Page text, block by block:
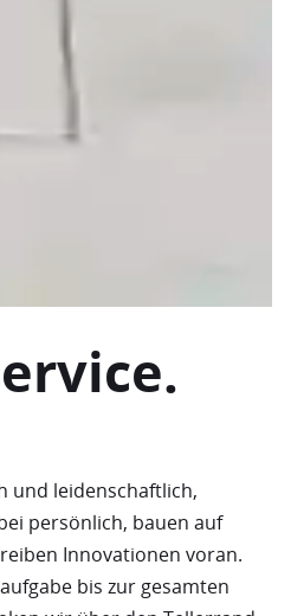
und leidenschaftlich,
persönlich, bauen auf
Innovationen voran.
bis zur gesamten